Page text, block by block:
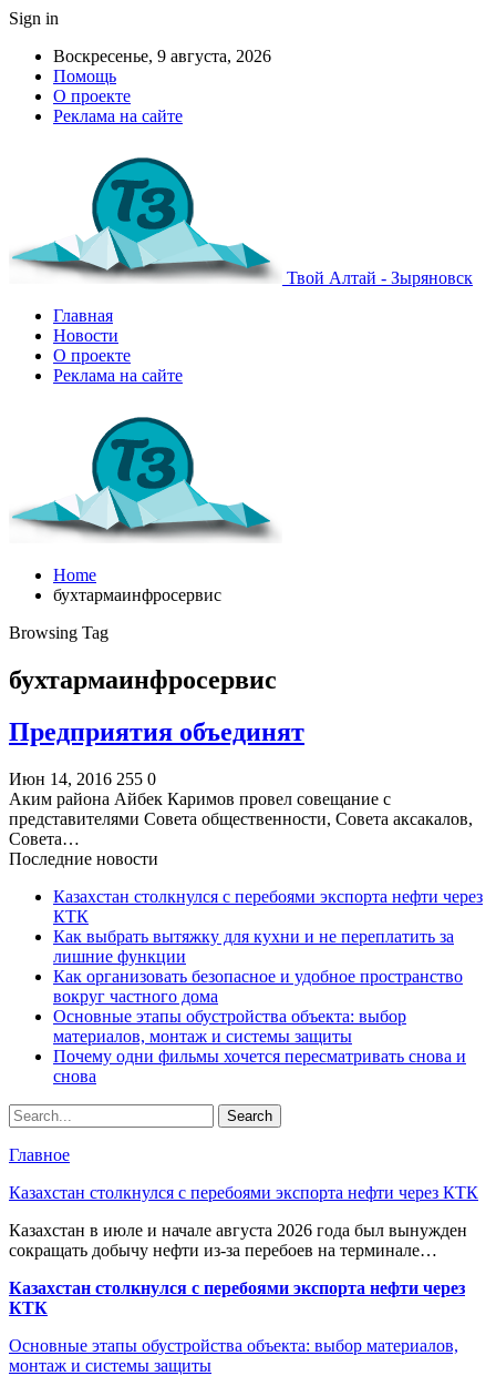
Sign in
Воскресенье, 9 августа, 2026
Помощь
О проекте
Реклама на сайте
Твой Алтай - Зыряновск
Главная
Новости
О проекте
Реклама на сайте
Home
бухтармаинфросервис
Browsing Tag
бухтармаинфросервис
Предприятия объединят
Июн 14, 2016 255 0
Аким района Айбек Каримов провел совещание с
представителями Совета общественности, Совета аксакалов,
Совета…
Последние новости
Казахстан столкнулся с перебоями экспорта нефти через
КТК
Как выбрать вытяжку для кухни и не переплатить за
лишние функции
Как организовать безопасное и удобное пространство
вокруг частного дома
Основные этапы обустройства объекта: выбор
материалов, монтаж и системы защиты
Почему одни фильмы хочется пересматривать снова и
снова
Главное
Казахстан столкнулся с перебоями экспорта нефти через КТК
Казахстан в июле и начале августа 2026 года был вынужден
сокращать добычу нефти из-за перебоев на терминале…
Казахстан столкнулся с перебоями экспорта нефти через
КТК
Основные этапы обустройства объекта: выбор материалов,
монтаж и системы защиты